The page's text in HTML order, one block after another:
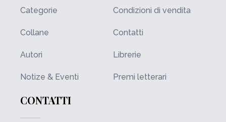
Categorie
Collane
Autori
Notize & Eventi
Condizioni di vendita
Contatti
Librerie
Premi letterari
CONTATTI